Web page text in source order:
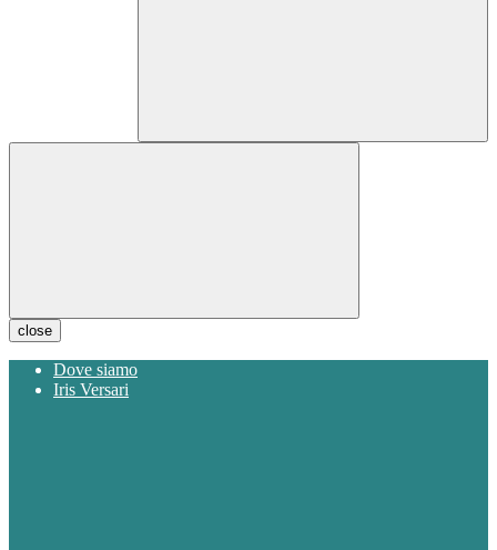
close
Dove siamo
Iris Versari